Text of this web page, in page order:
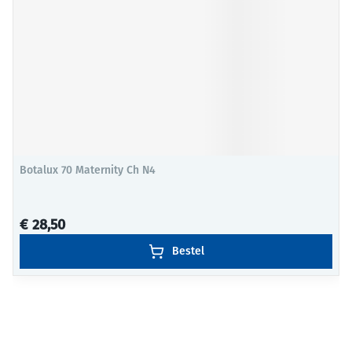
Botalux 70 Maternity Ch N4
€ 28,50
Bestel